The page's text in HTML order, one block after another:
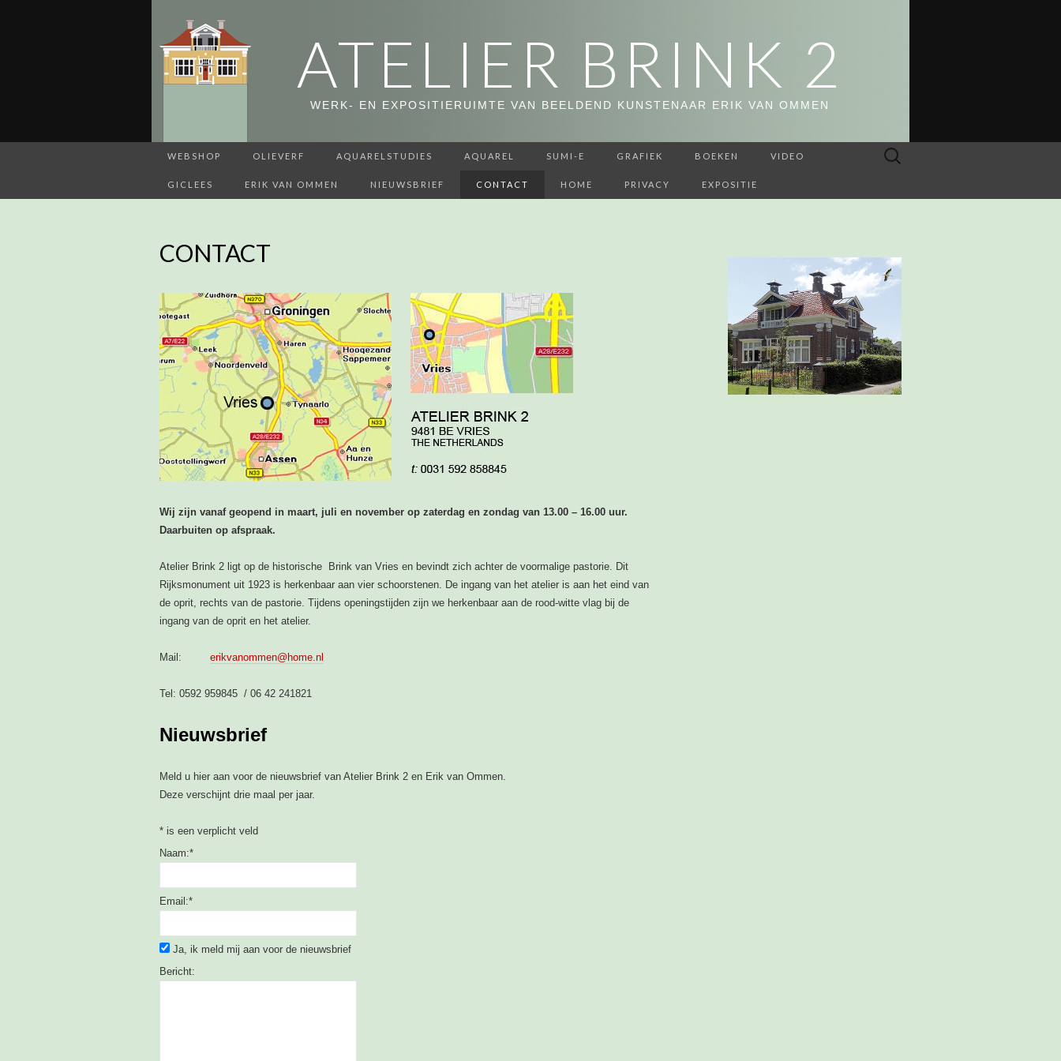
ATELIER BRINK 2
WERK- EN EXPOSITIERUIMTE VAN BEELDEND KUNSTENAAR ERIK VAN OMMEN
WEBSHOP OLIEVERF AQUARELSTUDIES AQUAREL SUMI-E GRAFIEK BOEKEN VIDEO
GICLEES ERIK VAN OMMEN NIEUWSBRIEF CONTACT HOME PRIVACY EXPOSITIE
Zoeken
CONTACT
Wij zijn vanaf geopend in maart, juli en november op zaterdag en zondag van 13.00 – 16.00 uur.
Daarbuiten op afspraak.
Atelier Brink 2 ligt op de historische Brink van Vries en bevindt zich achter de voormalige pastorie. Dit
Rijksmonument uit 1923 is herkenbaar aan vier schoorstenen. De ingang van het atelier is aan het eind van
de oprit, rechts van de pastorie. Tijdens openingstijden zijn we herkenbaar aan de rood-witte vlag bij de
ingang van de oprit en het atelier.
Mail: erikvanommen@home.nl
Tel: 0592 959845 / 06 42 241821
Nieuwsbrief
Meld u hier aan voor de nieuwsbrief van Atelier Brink 2 en Erik van Ommen.
Deze verschijnt drie maal per jaar.
* is een verplicht veld
Naam:*
Email:*
Ja, ik meld mij aan voor de nieuwsbrief
Bericht: